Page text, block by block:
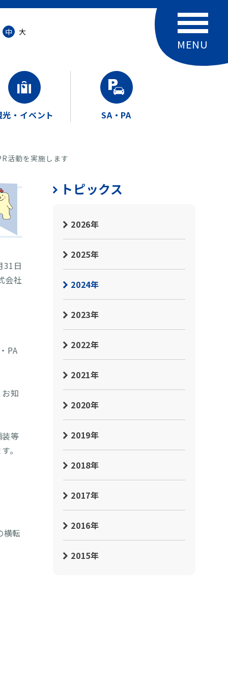
中 大
光・イベント SA・PA
活動を実施します
31日
会社
PA
知
等
。
横転
トピックス
2026年
2025年
2024年
2023年
2022年
2021年
2020年
2019年
2018年
2017年
2016年
2015年